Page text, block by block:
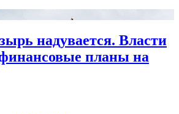
надувается. Власти
планы на